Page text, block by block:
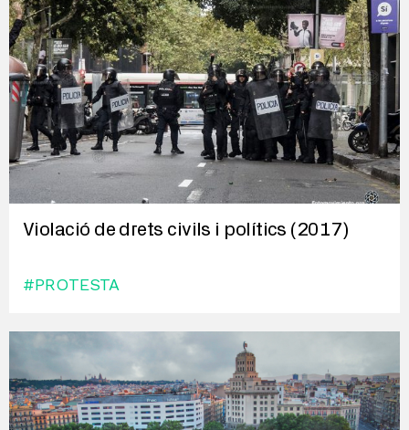
Violació de drets civils i polítics (2017)
#PROTESTA